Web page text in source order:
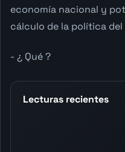
economía nacional y
cálculo de la política del
- ¿ Qué ?
Lecturas recientes